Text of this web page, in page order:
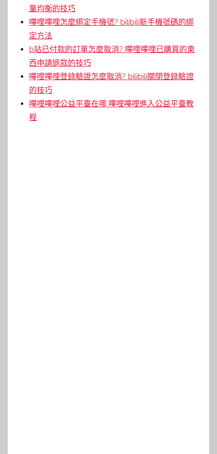
量均衡的技巧
嗶哩嗶哩怎麼綁定手機號? bilibili新手機號碼的綁
定方法
b站已付款的訂單怎麼取消? 嗶哩嗶哩已購買的東
西申請退款的技巧
嗶哩嗶哩登錄驗證怎麼取消? bilibili關閉登錄驗證
的技巧
嗶哩嗶哩公益平臺在哪 嗶哩嗶哩進入公益平臺教
程